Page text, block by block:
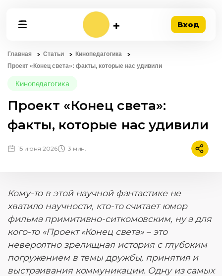
Вход
Главная Статьи
Кинопедагогика
Проект «Конец света»: факты, которые нас удивили
Кинопедагогика
Проект «Конец света»:
факты, которые нас удивили
15 июня 2026 3 мин.
Кому-то в этой научной фантастике не
хватило научности, кто-то считает юмор
фильма примитивно-ситкомовским, ну а для
кого-то «Проект «Конец света» – это
невероятно зрелищная история с глубоким
погружением в темы дружбы, принятия и
выстраивания коммуникации. Одну из самых